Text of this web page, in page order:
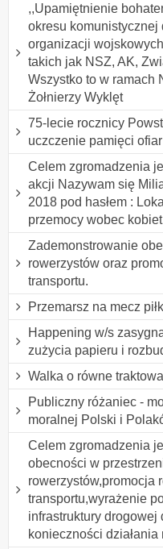
,,Upamiętnienie
okresu komunistycznej
organizacji
takich jak NSZ, AK,
Wszystko to w ramach
Żołnierzy Wyklęt
75-lecie rocznicy
uczczenie pamięci
Celem zgromadzenia
akcji Nazywam się
2018 pod hasłem :
przemocy wobec
Zademonstrowanie
rowerzystów oraz
transportu.
Przemarsz na mecz
Happening w/s
zużycia papieru i
Walka o równe
Publiczny różaniec -
moralnej Polski i
Celem zgromadzenia
obecności w
rowerzystów,promocja
transportu,wyrażenie
infrastruktury drogowej
konieczności